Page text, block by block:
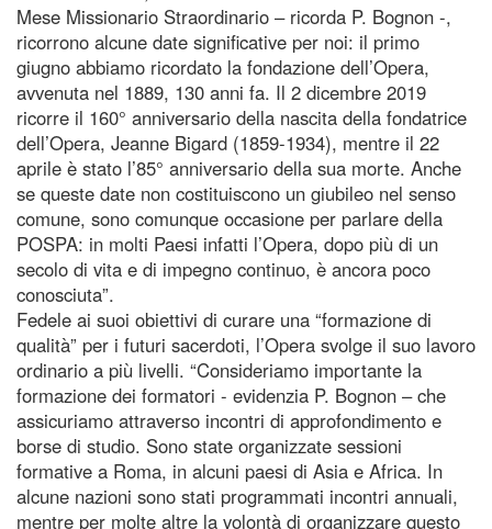
Mese Missionario Straordinario – ricorda P. Bognon -,
ricorrono alcune date significative per noi: il primo
giugno abbiamo ricordato la fondazione dell’Opera,
avvenuta nel 1889, 130 anni fa. Il 2 dicembre 2019
ricorre il 160° anniversario della nascita della fondatrice
dell’Opera, Jeanne Bigard (1859-1934), mentre il 22
aprile è stato l’85° anniversario della sua morte. Anche
se queste date non costituiscono un giubileo nel senso
comune, sono comunque occasione per parlare della
POSPA: in molti Paesi infatti l’Opera, dopo più di un
secolo di vita e di impegno continuo, è ancora poco
conosciuta”.
Fedele ai suoi obiettivi di curare una “formazione di
qualità” per i futuri sacerdoti, l’Opera svolge il suo lavoro
ordinario a più livelli. “Consideriamo importante la
formazione dei formatori - evidenzia P. Bognon – che
assicuriamo attraverso incontri di approfondimento e
borse di studio. Sono state organizzate sessioni
formative a Roma, in alcuni paesi di Asia e Africa. In
alcune nazioni sono stati programmati incontri annuali,
mentre per molte altre la volontà di organizzare questo